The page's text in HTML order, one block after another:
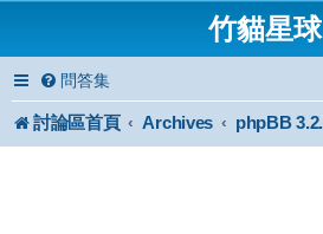
竹貓星球
問答集
討論區首頁 Archives